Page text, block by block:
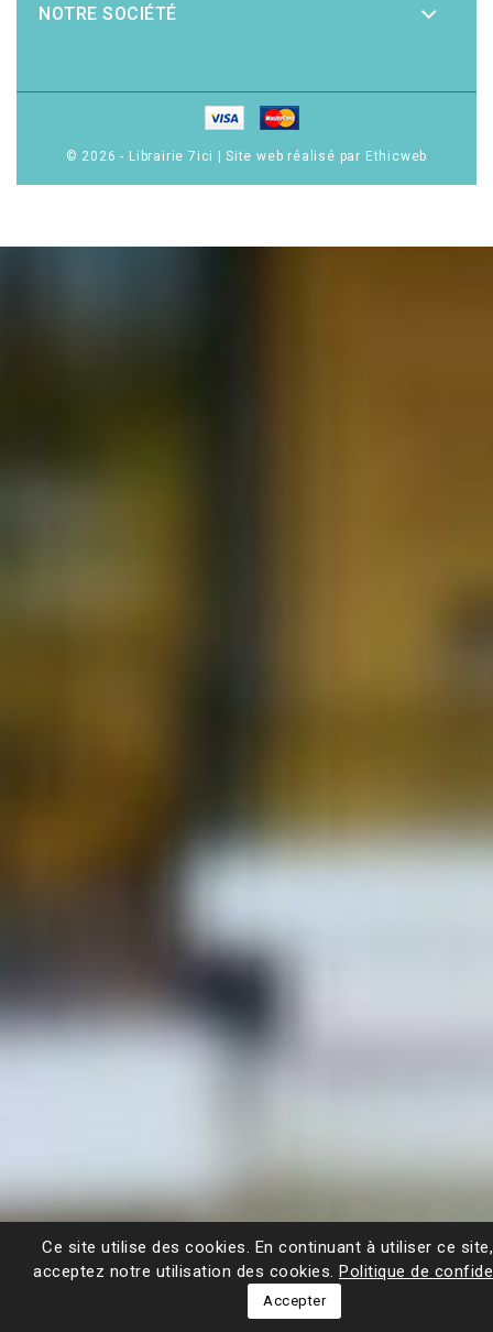
NOTRE SOCIÉTÉ
Ce site utilise des cookies. En continuant à utiliser ce
acceptez notre utilisation des cookies. Politique de
Accepter
© 2026 - Librairie 7ici Site web réalisé par Ethicweb